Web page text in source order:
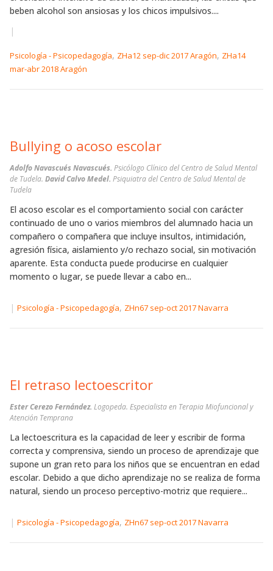
beben alcohol son ansiosas y los chicos impulsivos....
|
Psicología - Psicopedagogía, ZHa12 sep-dic 2017 Aragón, ZHa14
mar-abr 2018 Aragón
Bullying o acoso escolar
Adolfo Navascués Navascués. Psicólogo Clínico del Centro de Salud Mental
de Tudela. David Calvo Medel. Psiquiatra del Centro de Salud Mental de
Tudela
El acoso escolar es el comportamiento social con carácter
continuado de uno o varios miembros del alumnado hacia un
compañero o compañera que incluye insultos, intimidación,
agresión física, aislamiento y/o rechazo social, sin motivación
aparente. Esta conducta puede producirse en cualquier
momento o lugar, se puede llevar a cabo en...
| Psicología - Psicopedagogía, ZHn67 sep-oct 2017 Navarra
El retraso lectoescritor
Ester Cerezo Fernández. Logopeda. Especialista en Terapia Miofuncional y
Atención Temprana
La lectoescritura es la capacidad de leer y escribir de forma
correcta y comprensiva, siendo un proceso de aprendizaje que
supone un gran reto para los niños que se encuentran en edad
escolar. Debido a que dicho aprendizaje no se realiza de forma
natural, siendo un proceso perceptivo-motriz que requiere...
| Psicología - Psicopedagogía, ZHn67 sep-oct 2017 Navarra